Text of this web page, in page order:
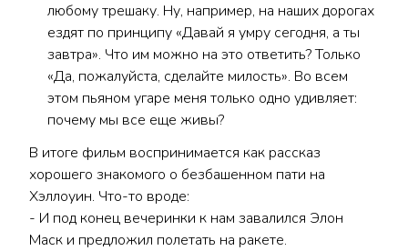
любому трешаку. Ну, например, на наших дорогах
ездят по принципу «Давай я умру сегодня, а ты
завтра». Что им можно на это ответить? Только
«Да, пожалуйста, сделайте милость». Во всем
этом пьяном угаре меня только одно удивляет:
почему мы все еще живы?
В итоге фильм воспринимается как рассказ
хорошего знакомого о безбашенном пати на
Хэллоуин. Что-то вроде:
- И под конец вечеринки к нам завалился Элон
Маск и предложил полетать на ракете.